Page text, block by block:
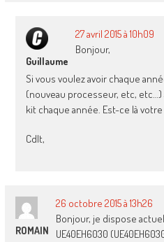
Guillaume
27 avril 2015 à 10h09
Bonjour,
Si vous voulez avoir chaque
(nouveau processeur, etc, etc…)
kit chaque année. Est-ce là
Cdlt,
ROMAIN
26 octobre 2015 à 13h26
Bonjour, je dispose
UE40EH6030